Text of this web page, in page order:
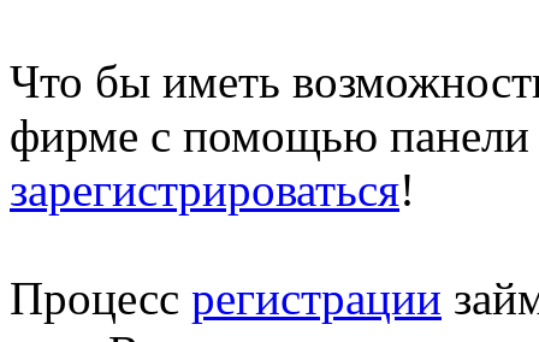
Что бы иметь
фирме с помощью панели
зарегистрироваться!
Процесс регистрации